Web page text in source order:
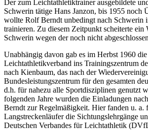
Der zum Leichtathletiktrainer ausgebildete
Schwerin tätige Hans Janzon, bis 1955 noch
wollte Rolf Berndt unbedingt nach Schwerin
trainieren. Zu diesem Zeitpunkt scheiterte ein
Schwerin wegen der noch nicht
Unabhängig davon gab es im Herbst 1960
Leichtathletikverband ins Trainingszentrum
nach Kienbaum, das nach der
Bundesleistungszentrum für den gesamten
d.h. für nahezu alle Sportdisziplinen genutzt
folgenden Jahre wurden die Einladungen
Berndt zur Regelmäßigkeit. Hier fanden u. a.
Langstreckenläufer die Sichtungslehrgänge
Deutschen Verbandes für Leichtathletik